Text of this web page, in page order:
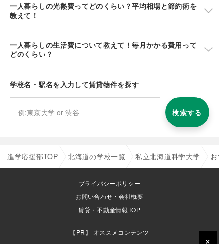
×
一人暮らしの光熱費ってどのくらい？平均相場と節約術を
教えて！
一人暮らしの生活費について教えて！毎月かかる費用って
どのくらい？
学校名・駅名を入力して賃貸物件を探す
検索する
進学応援部TOP 北海道の学校一覧 私立北海道科学大学
プライバシーポリシー
お問い合わせ・会社概要
賃貸・不動産情報TOP
オススメコンテンツ